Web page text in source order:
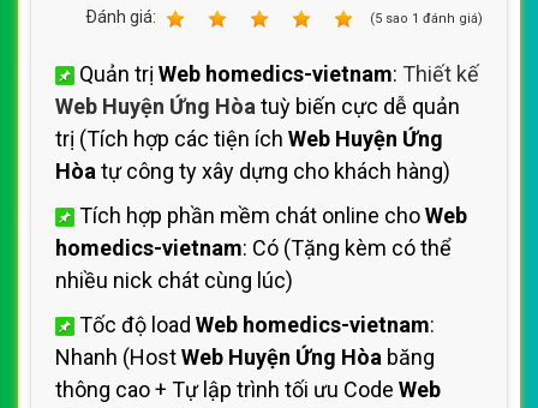
Ðánh giá:
(5 sao 1 đánh giá)
Quản trị Web homedics-vietnam: Thiết kế
Web Huyện Ứng Hòa tuỳ biến cực dễ quản
trị (Tích hợp các tiện ích Web Huyện Ứng
Hòa tự công ty xây dựng cho khách hàng)
Tích hợp phần mềm chát online choWeb
homedics-vietnam: Có (Tặng kèm có thể
nhiều nick chát cùng lúc)
Tốc độ load Web homedics-vietnam:
Nhanh (HostWeb Huyện Ứng Hòa băng
thông cao + Tự lập trình tối ưu Code Web